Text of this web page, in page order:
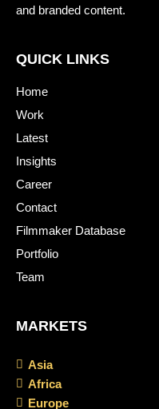
and branded content.
QUICK LINKS
Home
Work
Latest
Insights
Career
Contact
Filmmaker Database
Portfolio
Team
MARKETS
Asia
Africa
Europe